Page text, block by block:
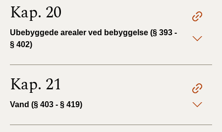
Kap. 20
Ubebyggede arealer ved bebyggelse (§ 393 -
§ 402)
Kap. 21
Vand (§ 403 - § 419)